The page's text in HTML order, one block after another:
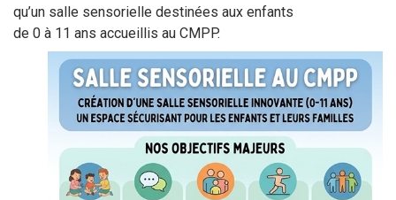
qu’un salle sensorielle destinées aux enfants
de 0 à 11 ans accueillis au CMPP.